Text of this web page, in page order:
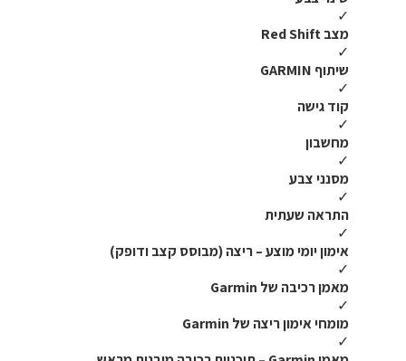
✓
מצב Red Shift
✓
שיתוף GARMIN
✓
קוד גישה
✓
מחשבון
✓
מסנני צבע
✓
התראה שעתית
✓
אימון יומי מוצע – ריצה (מבוסס קצב ודופק)
✓
מאמן רכיבה של Garmin
✓
מומחי אימון ריצה של Garmin
✓